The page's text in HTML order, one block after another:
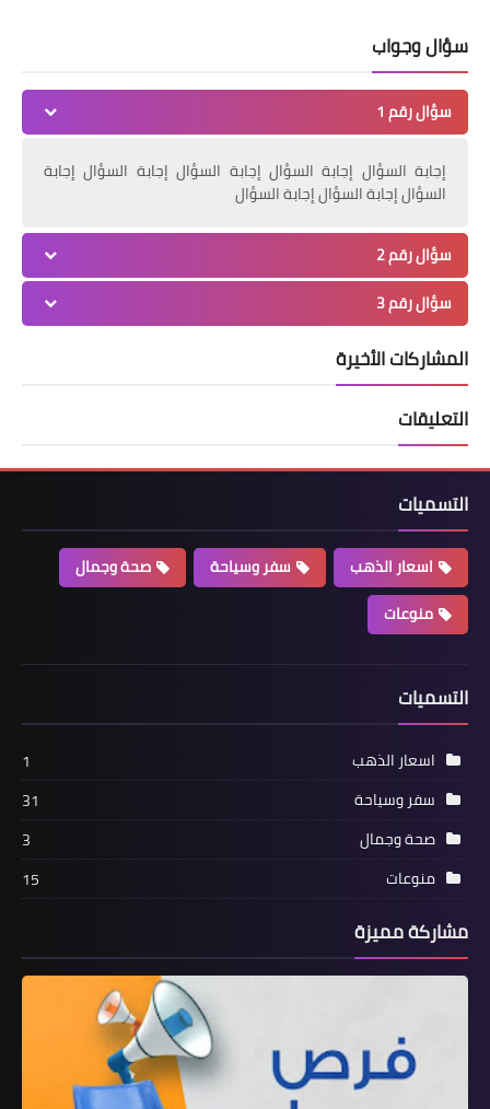
سؤال وجواب
سؤال رقم 1
إجابة السؤال إجابة السؤال إجابة السؤال إجابة السؤال إجابة
السؤال إجابة السؤال إجابة السؤال
سؤال رقم 2
سؤال رقم 3
المشاركات الأخيرة
التعليقات
التسميات
اسعار الذهب سفر وسياحة
صحة وجمال
منوعات
التسميات
اسعار الذهب
1
سفر وسياحة
31
صحة وجمال
3
منوعات
15
مشاركة مميزة